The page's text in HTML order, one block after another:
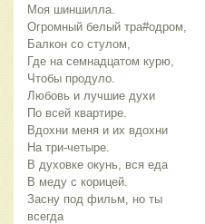
Моя шиншилла.
Огромный белый тра#одром,
Балкон со стулом,
Где на семнадцатом курю,
Чтобы продуло.
Любовь и лучшие духи
По всей квартире.
Вдохни меня и их вдохни
На три-четыре.
В духовке окунь, вся еда
В меду с корицей.
Засну под фильм, но ты
всегда